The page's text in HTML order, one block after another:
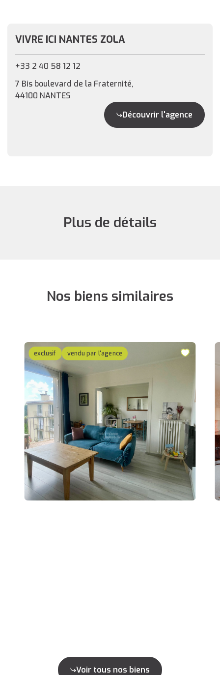
VIVRE ICI NANTES ZOLA
+33 2 40 58 12 12
7 Bis boulevard de la Fraternité,
44100 NANTES
Découvrir l'agence
Plus de détails
Nos biens similaires
exclusif vendu par l'agence
Voir tous nos biens